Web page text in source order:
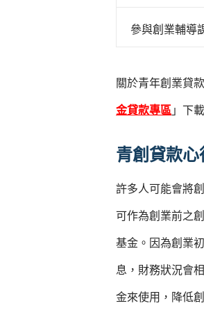
參與創業輔導
關於青年創業貸
金貸款專區」下
青創貸款
許多人可能會將
可作為創業前之
基金。因為創業
息，財務狀況會
金來使用，降低